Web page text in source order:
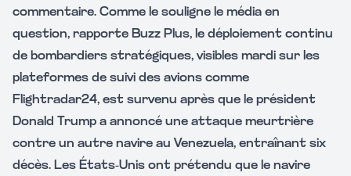
commentaire. Comme le souligne le média en
question, rapporte Buzz Plus, le déploiement continu
de bombardiers stratégiques, visibles mardi sur les
plateformes de suivi des avions comme
Flightradar24, est survenu après que le président
Donald Trump a annoncé une attaque meurtrière
contre un autre navire au Venezuela, entraînant six
décès. Les États-Unis ont prétendu que le navire